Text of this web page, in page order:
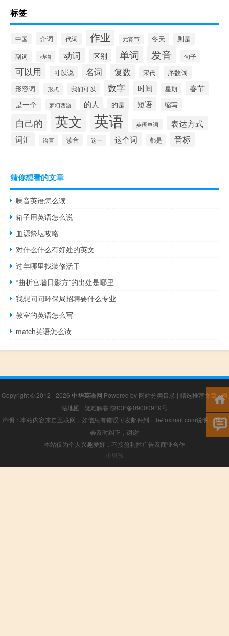
标签
中国 介词 代词 作业 元宵节 冬天
则是
副词
动物 动词 区别 单词 发音 句子
可以用 可以说 名词 复数 宋代
序数词
形容词
形式 我们可以 数字 时间 星期 春节
是一个 梦幻西游 的人 的是 短语 缩写
自己的 英文 英语 英语单词 表达方式
词汇 语言 读音 这一 这个词 都是 音标
猜你想看的文章
噪音英语怎么读
箱子用英语怎么说
血源祭坛攻略
对什么什么有好处的英文
过年哪里找装修活干
“曲折宫墙日影方”的出处是哪里
我想问问环保局招聘要什么专业
教室的英语怎么写
match英语怎么读
Copyright © 2012 - 2026 中华英语网 Powered by 网站分类目录 | 精选推荐文章 |网
站地图 | 疑难解答 陕ICP备09000919号
声明：本站内容来自互联网，如信息有错误可发邮件到f_fb#foxmail.com说明，我们
会及时纠正，谢谢
本站仅为个人兴趣爱好，不接盈利性广告及商业合作
小男孩